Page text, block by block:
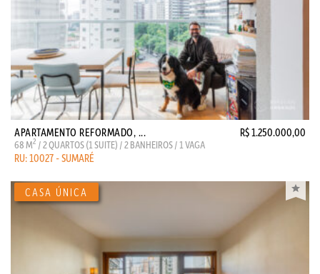
APARTAMENTO REFORMADO, ... R$ 1.250.000,00
68 M2 / 2 QUARTOS (1 SUITE) / 2 BANHEIROS / 1 VAGA
RU: 10027 - SUMARÉ